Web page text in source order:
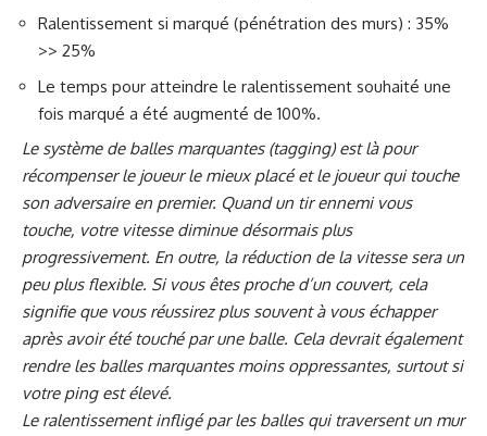
Ralentissement si marqué (pénétration des murs) : 35%
>> 25%
Le temps pour atteindre le ralentissement souhaité une
fois marqué a été augmenté de 100%.
Le système de balles marquantes (tagging) est là pour
récompenser le joueur le mieux placé et le joueur qui touche
son adversaire en premier. Quand un tir ennemi vous
touche, votre vitesse diminue désormais plus
progressivement. En outre, la réduction de la vitesse sera un
peu plus flexible. Si vous êtes proche d’un couvert, cela
signifie que vous réussirez plus souvent à vous échapper
après avoir été touché par une balle. Cela devrait également
rendre les balles marquantes moins oppressantes, surtout si
votre ping est élevé.
Le ralentissement infligé par les balles qui traversent un mur